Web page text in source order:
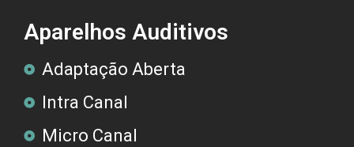
Aparelhos Auditivos
Adaptação Aberta
Intra Canal
Micro Canal